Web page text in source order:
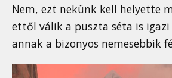
Nem, ezt nekünk kell helyette
ettől válik a puszta séta is
annak a bizonyos nemesebbik